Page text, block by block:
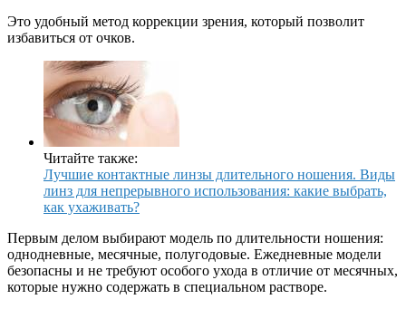
Это удобный метод коррекции зрения, который позволит
избавиться от очков.
Читайте также:
Лучшие контактные линзы длительного ношения. Виды
линз для непрерывного использования: какие выбрать,
как ухаживать?
Первым делом выбирают модель по длительности ношения:
однодневные, месячные, полугодовые. Ежедневные модели
безопасны и не требуют особого ухода в отличие от месячных,
которые нужно содержать в специальном растворе.